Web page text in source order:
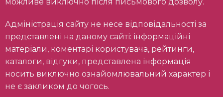
Адміністрація сайту не несе відповідальності за
представлені на даному сайті: інформаційні
матеріали, коментарі користувача, рейтинги,
каталоги, відгуки, представлена інформація
носить виключно ознайомлювальний характер і
не є закликом до чогось.